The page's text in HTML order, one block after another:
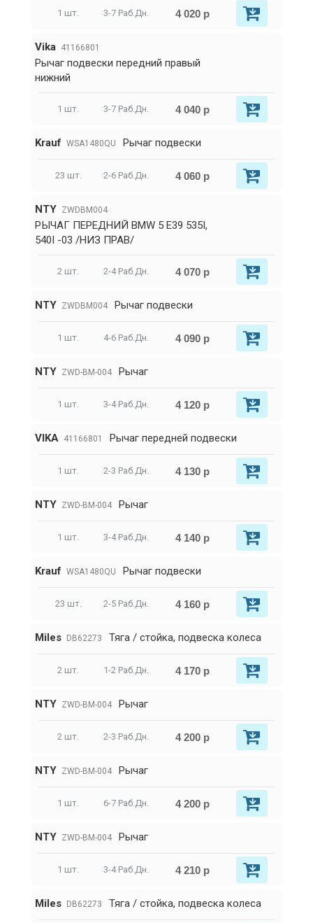
1 шт. 3-7 Раб.Дн. 4 020 р
Vika 41166801
Рычаг подвески передний правый
нижний
1 шт. 3-7 Раб.Дн. 4 040 р
Krauf WSA1480QU Рычаг подвески
23 шт. 2-6 Раб.Дн. 4 060 р
NTY ZWDBM004
РЫЧАГ ПЕРЕДНИЙ BMW 5 E39 535I,
540I -03 /НИЗ ПРАВ/
2 шт. 2-4 Раб.Дн. 4 070 р
NTY ZWDBM004 Рычаг подвески
1 шт. 4-6 Раб.Дн. 4 090 р
NTY ZWD-BM-004 Рычаг
1 шт. 3-4 Раб.Дн. 4 120 р
VIKA 41166801 Рычаг передней подвески
1 шт. 2-3 Раб.Дн. 4 130 р
NTY ZWD-BM-004 Рычаг
1 шт. 3-4 Раб.Дн. 4 140 р
Krauf WSA1480QU Рычаг подвески
23 шт. 2-5 Раб.Дн. 4 160 р
Miles DB62273 Тяга / стойка, подвеска колеса
2 шт. 1-2 Раб.Дн. 4 170 р
NTY ZWD-BM-004 Рычаг
2 шт. 2-3 Раб.Дн. 4 200 р
NTY ZWD-BM-004 Рычаг
1 шт. 6-7 Раб.Дн. 4 200 р
NTY ZWD-BM-004 Рычаг
1 шт. 3-4 Раб.Дн. 4 210 р
Miles DB62273 Тяга / стойка, подвеска колеса